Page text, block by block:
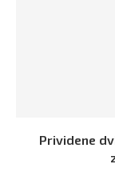
Prividene